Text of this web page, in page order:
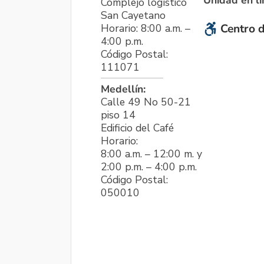
San Cayetano
Horario: 8:00 a.m. –
4:00 p.m.
Código Postal:
111071
Medellín:
Calle 49 No 50-21
piso 14
Edificio del Café
Horario:
8:00 a.m. – 12:00 m. y
2:00 p.m. – 4:00 p.m.
Código Postal:
050010
Centro